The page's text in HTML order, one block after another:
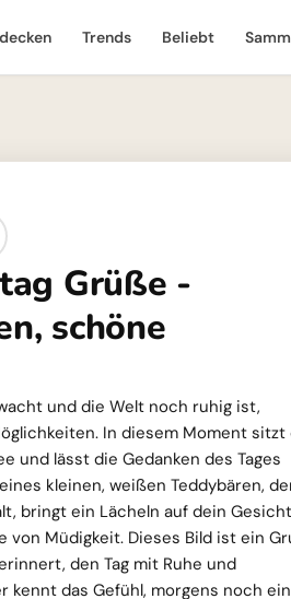
Trends Beliebt
Grüße -
schöne
und die Welt noch ruhig ist,
In diesem Moment sitzt
und lässt die Gedanken des Tages
kleinen, weißen Teddybären,
bringt ein Lächeln auf dein Gesicht
Müdigkeit. Dieses Bild ist ein
den Tag mit Ruhe und
kennt das Gefühl, morgens noch ein